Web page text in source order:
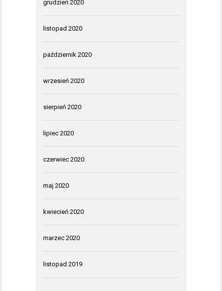
grudzień 2020
listopad 2020
październik 2020
wrzesień 2020
sierpień 2020
lipiec 2020
czerwiec 2020
maj 2020
kwiecień 2020
marzec 2020
listopad 2019